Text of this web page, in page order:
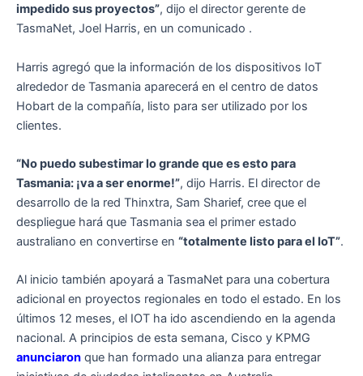
impedido sus proyectos”, dijo el director gerente de
TasmaNet, Joel Harris, en un comunicado .
Harris agregó que la información de los dispositivos IoT
alrededor de Tasmania aparecerá en el centro de datos
Hobart de la compañía, listo para ser utilizado por los
clientes.
“No puedo subestimar lo grande que es esto para
Tasmania: ¡va a ser enorme!”, dijo Harris. El director de
desarrollo de la red Thinxtra, Sam Sharief, cree que el
despliegue hará que Tasmania sea el primer estado
australiano en convertirse en “totalmente listo para el IoT”.
Al inicio también apoyará a TasmaNet para una cobertura
adicional en proyectos regionales en todo el estado. En los
últimos 12 meses, el IOT ha ido ascendiendo en la agenda
nacional. A principios de esta semana, Cisco y KPMG
anunciaron que han formado una alianza para entregar